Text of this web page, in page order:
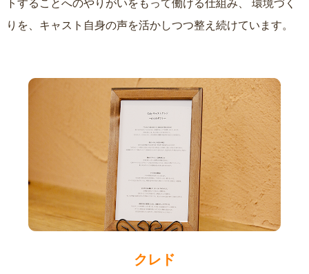
トすることへのやりがいをもって働ける仕組み、
りを、キャスト自身の声を活かしつつ整え続けています。
クレド